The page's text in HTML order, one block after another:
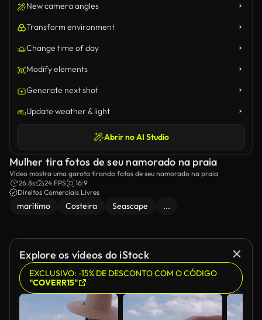
New camera angles
Transform environment
Change time of day
Modify elements
Generate next shot
Update weather & light
Abrir no AI Studio
Mulher tira fotos de seu namorado na praia
Vídeo mostra uma garota tirando fotos de seu namorado na praia
26.8s
24 FPS
16:9
Direitos Comerciais Livres
marítimo Costeira Seascape ...
Explore os vídeos do iStock
EXCLUSIVO: -15% DE DESCONTO COM O CÓDIGO
"COVERR15"